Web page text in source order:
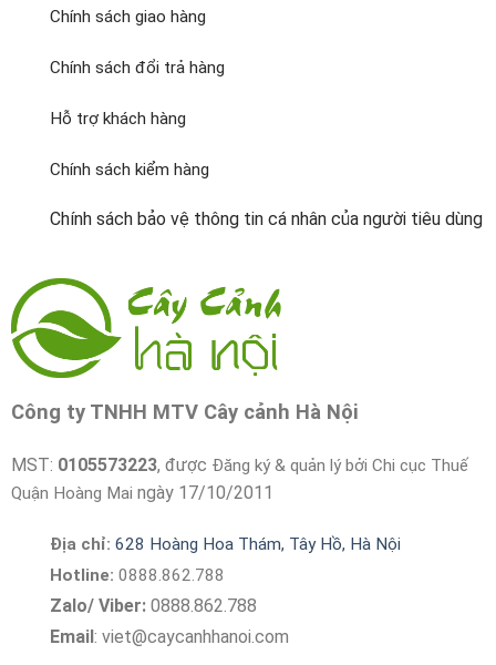
Chính sách giao hàng
Chính sách đổi trả hàng
Hỗ trợ khách hàng
Chính sách kiểm hàng
Chính sách bảo vệ thông tin cá nhân của người tiêu dùng
Công ty TNHH MTV Cây cảnh Hà Nội
MST: 0105573223, được Đăng ký & quản lý bởi Chi cục Thuế
Quận Hoàng Mai ngày 17/10/2011
Địa chỉ: 628 Hoàng Hoa Thám, Tây Hồ, Hà Nội
Hotline: 0888.862.788
Zalo/ Viber:0888.862.788
Email: viet@caycanhhanoi.com